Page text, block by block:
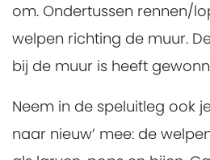
om. Ondertussen rennen/
welpen richting de muur.
bij de muur is heeft
Neem in de speluitleg ook
naar nieuw’ mee: de